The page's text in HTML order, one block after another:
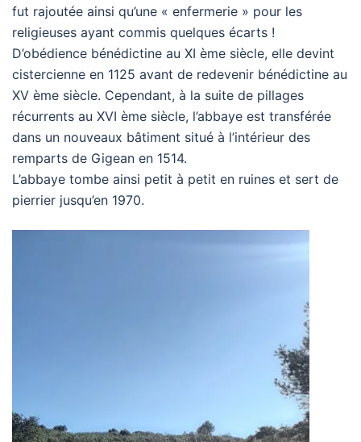
fut rajoutée ainsi qu’une « enfermerie » pour les
religieuses ayant commis quelques écarts !
D’obédience bénédictine au XI ème siècle, elle devint
cistercienne en 1125 avant de redevenir bénédictine au
XV ème siècle. Cependant, à la suite de pillages
récurrents au XVI ème siècle, l’abbaye est transférée
dans un nouveaux bâtiment situé à l’intérieur des
remparts de Gigean en 1514.
L’abbaye tombe ainsi petit à petit en ruines et sert de
pierrier jusqu’en 1970.